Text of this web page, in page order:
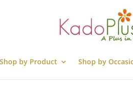
Shop by Product Shop by